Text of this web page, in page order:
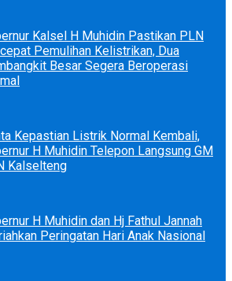
Kalsel H Muhidin Pastikan PLN
Pemulihan Kelistrikan, Dua
Besar Segera Beroperasi
Kepastian Listrik Normal Kembali,
H Muhidin Telepon Langsung GM
Kalselteng
H Muhidin dan Hj Fathul Jannah
Peringatan Hari Anak Nasional